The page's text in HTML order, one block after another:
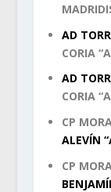
AD
CORIA
AD
CORIA
CP
ALEVÍN
CP